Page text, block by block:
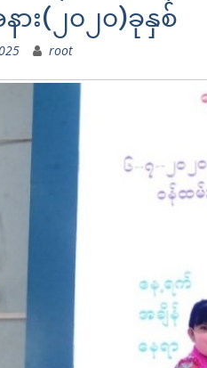
ား(၂၀၂၀)ခုနှစ်
root